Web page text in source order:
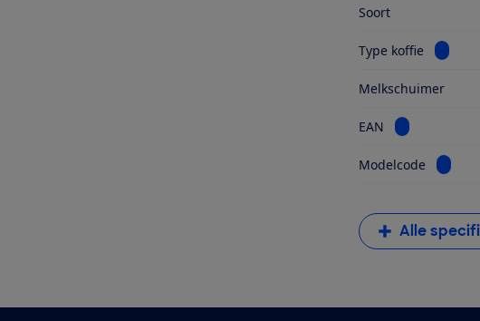
Soort
Type koffie Bekijk
Melkschuimer
EAN Bekijk
Modelcode Bekijk
Alle